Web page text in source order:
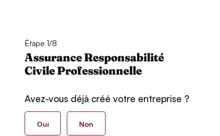
Étape 1/8
Assurance Responsabilité
Civile Professionnelle
Avez-vous déjà créé votre entreprise ?
Oui Non